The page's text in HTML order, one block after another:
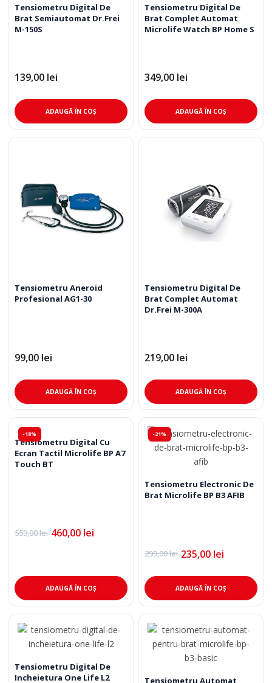
Tensiometru Digital De
Brat Semiautomat Dr.Frei
M-150S
139,00 lei
ADAUGĂ ÎN COȘ
Tensiometru Digital De
Brat Complet Automat
Microlife Watch BP Home S
349,00 lei
ADAUGĂ ÎN COȘ
Tensiometru Aneroid
Profesional AG1-30
99,00 lei
ADAUGĂ ÎN COȘ
Tensiometru Digital De
Brat Complet Automat
Dr.Frei M-300A
219,00 lei
ADAUGĂ ÎN COȘ
-18%
Tensiometru Digital Cu
Ecran Tactil Microlife BP A7
Touch BT
559,00lei
Prețul
559,00 lei.
460,00 lei
Prețul
ADAUGĂ ÎN COȘ
-21%
Tensiometru Electronic De
Brat Microlife BP B3 AFIB
299,00lei
Prețul
a
fost:
299,00 lei.
235,00 lei
Prețul
este:
235,00 lei.ADAUGĂ ÎN COȘ
Tensiometru Digital De
Incheietura One Life L2
Tensiometru Automat